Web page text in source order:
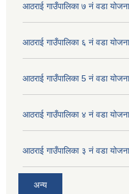
आठराई गाउँपालिका ७ नं वडा
आठराई गाउँपालिका ६ नं वडा
आठराई गाउँपालिका 5 नं वडा
आठराई गाउँपालिका ४ नं वडा
आठराई गाउँपालिका ३ नं वडा
अन्य